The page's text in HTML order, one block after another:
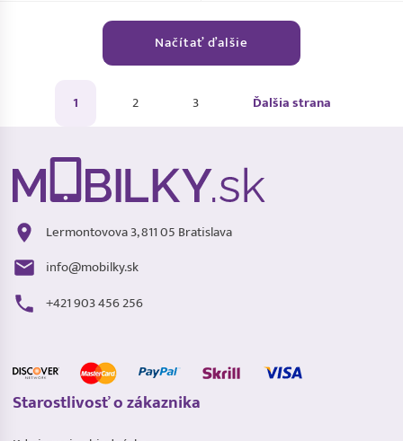
Načítať ďalšie
1 2 3 Ďalšia strana
Lermontovova 3, 811 05 Bratislava
info@mobilky.sk
+421 903 456 256
Starostlivosť o zákaznika